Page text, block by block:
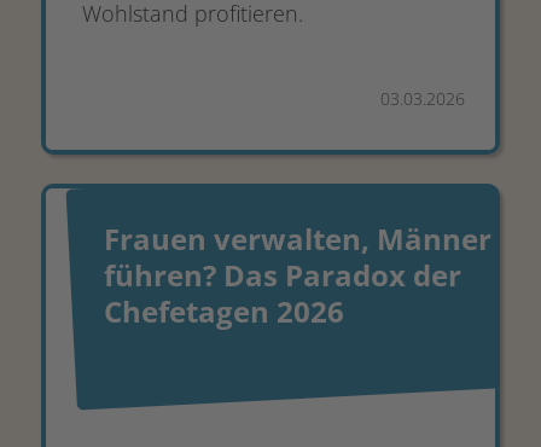
Wohlstand profitieren.
03.03.2026
Frauen verwalten, Männer
führen? Das Paradox der
Chefetagen 2026